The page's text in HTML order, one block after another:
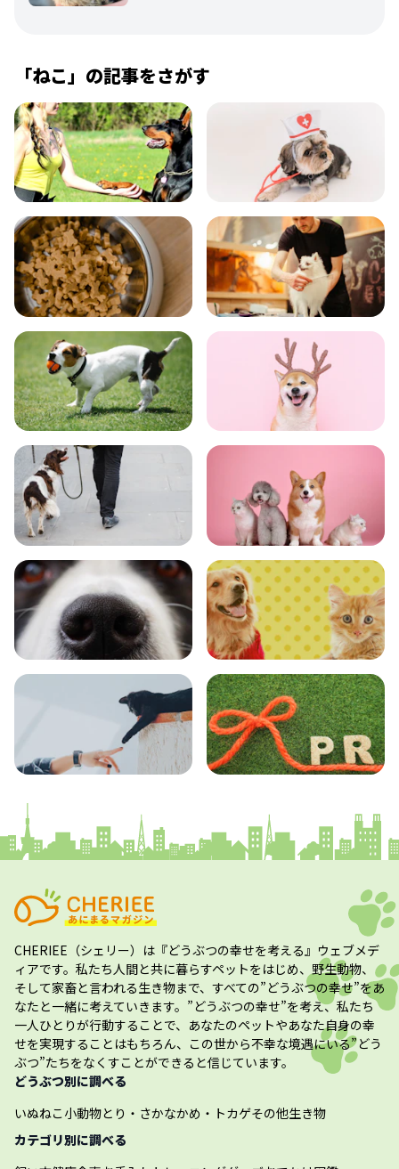
「ねこ 」の記事をさがす
飼い方 健康
食事 お手入れ
トレーニング グッズ
おでかけ 図鑑
エンタメ クイズ
CHERIEE（シェリー） は『どうぶつの幸せを考える』ウェブメデ
ィアです。私たち人間と共に暮らすペットをはじめ、野生動物、
そして家畜と言われる生き物まで、すべての”どうぶつの幸せ”をあ
なたと一緒に考えていきます。”どうぶつの幸せ”を考え、私たち
一人ひとりが行動することで、あなたのペットやあなた自身の幸
せを実現することはもちろん、この世から不幸な境遇にいる”どう
ぶつ”たちをなくすことができると信じています。
どうぶつ別に調べる
いぬねこ小動物とり・さかなかめ・トカゲその他生き物
カテゴリ別に調べる